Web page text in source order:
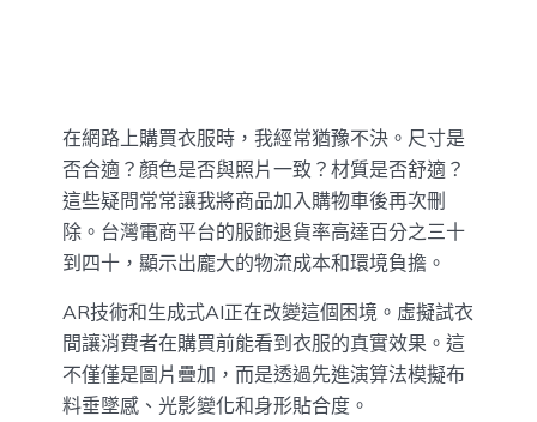
在網路上購買衣服時，我經常猶豫不決。尺寸是
否合適？顏色是否與照片一致？材質是否舒適？
這些疑問常常讓我將商品加入購物車後再次刪
除。台灣電商平台的服飾退貨率高達百分之三十
到四十，顯示出龐大的物流成本和環境負擔。
AR技術和生成式AI正在改變這個困境。虛擬試衣
間讓消費者在購買前能看到衣服的真實效果。這
不僅僅是圖片疊加，而是透過先進演算法模擬布
料垂墜感、光影變化和身形貼合度。